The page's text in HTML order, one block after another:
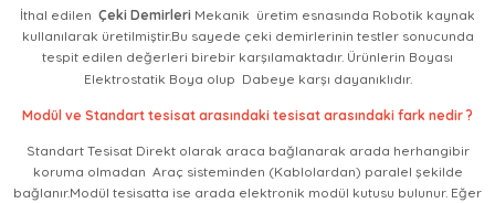
İthal edilen Çeki Demirleri Mekanik üretim esnasında Robotik kaynak
kullanılarak üretilmiştir.Bu sayede çeki demirlerinin testler sonucunda
tespit edilen değerleri birebir karşılamaktadır. Ürünlerin Boyası
Elektrostatik Boya olup Dabeye karşı dayanıklıdır.
Modül ve Standart tesisat arasındaki tesisat arasındaki fark nedir ?
Standart Tesisat Direkt olarak araca bağlanarak arada herhangibir
koruma olmadan Araç sisteminden (Kablolardan) paralel şekilde
bağlanır.Modül tesisatta ise arada elektronik modül kutusu bulunur. Eğer